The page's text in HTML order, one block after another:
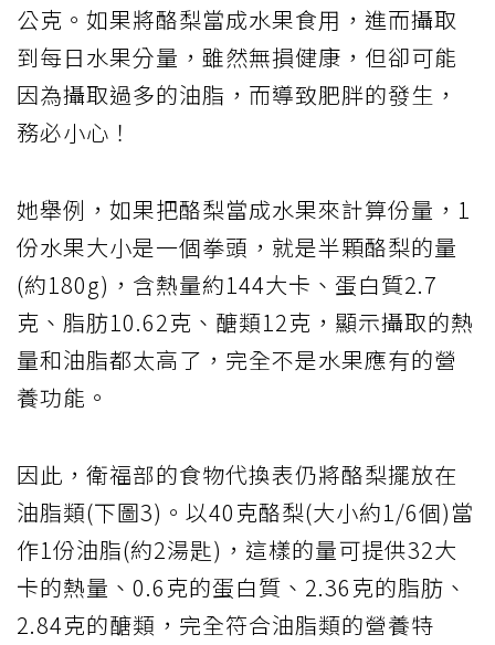
公克。如果將酪梨當成水果食用，進而攝取
到每日水果分量，雖然無損健康，但卻可能
因為攝取過多的油脂，而導致肥胖的發生，
務必小心！
她舉例，如果把酪梨當成水果來計算份量，1
份水果大小是一個拳頭，就是半顆酪梨的量
(約180g)，含熱量約144大卡、蛋白質2.7
克、脂肪10.62克、醣類12克，顯示攝取的熱
量和油脂都太高了，完全不是水果應有的營
養功能。
因此，衛福部的食物代換表仍將酪梨擺放在
油脂類(下圖3)。以40克酪梨(大小約1/6個)當
作1份油脂(約2湯匙)，這樣的量可提供32大
卡的熱量、0.6克的蛋白質、2.36克的脂肪、
2.84克的醣類，完全符合油脂類的營養特